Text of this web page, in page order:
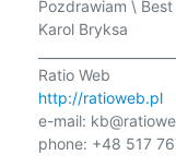
Pozdrawiam \
Karol Bryksa
http://ratioweb.pl
e-mail:
phone: +48 517